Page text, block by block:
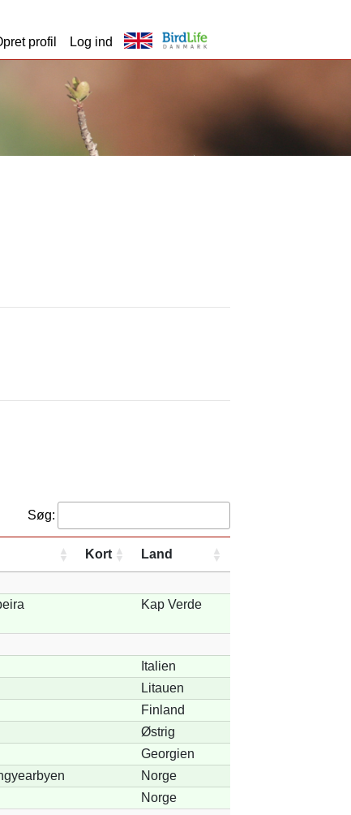
profil Log ind
Søg:
Kort Land
Kap Verde
Italien
Litauen
Finland
Østrig
Georgien
Norge
Norge